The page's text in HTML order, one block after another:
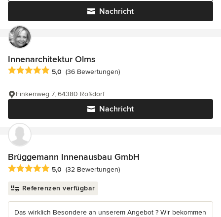
Nachricht
Innenarchitektur Olms
Durchschnittliche Bewertung: 5 von 5 Sternen
5,0 (36 Bewertungen)
Nachricht
Finkenweg 7, 64380 Roßdorf
Brüggemann Innenausbau GmbH
Durchschnittliche Bewertung: 5 von 5 Sternen
5,0 (32 Bewertungen)
Referenzen verfügbar
Das wirklich Besondere an unserem Angebot ? Wir bekommen